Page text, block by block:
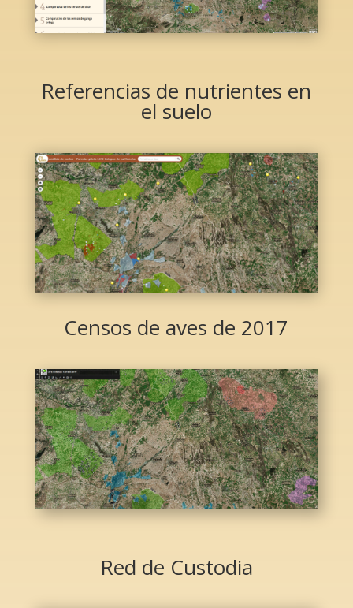
Referencias de nutrientes en
el suelo
Censos de aves de 2017
Red de Custodia